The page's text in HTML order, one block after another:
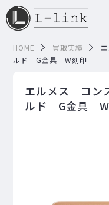
HOME 買取実績
ルド G金具 W刻印
エルメス コン
ルド G金具 W